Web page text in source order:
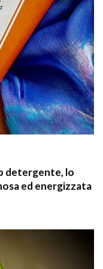
detergente, lo
ed energizzata